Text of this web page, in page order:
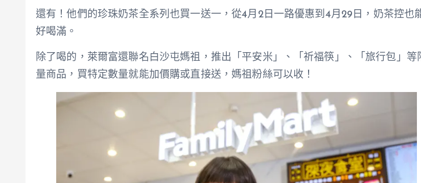
還有！他們的珍珠奶茶全系列也買一送一，從4月2日一路優惠到4月29日，奶茶控也
好喝滿。
除了喝的，萊爾富還聯名白沙屯媽祖，推出「平安米」、「祈福筷」、「旅行包」等
量商品，買特定數量就能加價購或直接送，媽祖粉絲可以收！